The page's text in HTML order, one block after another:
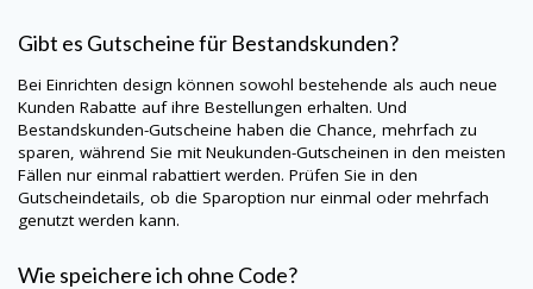
Gibt es Gutscheine für Bestandskunden?
Bei Einrichten design können sowohl bestehende als auch neue
Kunden Rabatte auf ihre Bestellungen erhalten. Und
Bestandskunden-Gutscheine haben die Chance, mehrfach zu
sparen, während Sie mit Neukunden-Gutscheinen in den meisten
Fällen nur einmal rabattiert werden. Prüfen Sie in den
Gutscheindetails, ob die Sparoption nur einmal oder mehrfach
genutzt werden kann.
Wie speichere ich ohne Code?